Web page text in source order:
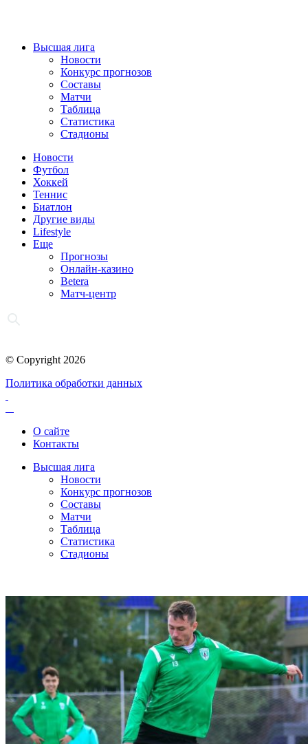
Высшая лига
Новости
Конкурс прогнозов
Составы
Матчи
Таблица
Статистика
Стадионы
Новости
Футбол
Хоккей
Теннис
Биатлон
Другие виды
Lifestyle
Еще
Прогнозы
Онлайн-казино
Betera
Матч-центр
© Copyright 2026
Политика обработки данных
О сайте
Контакты
Высшая лига
Новости
Конкурс прогнозов
Составы
Матчи
Таблица
Статистика
Стадионы